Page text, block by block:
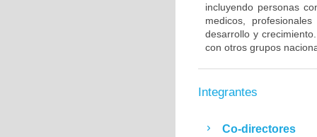
incluyendo personas
medicos,
desarrollo y
con otros grupos
Integrantes
Co-directores